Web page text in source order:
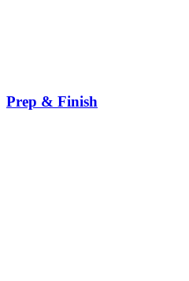
Prep & Finish